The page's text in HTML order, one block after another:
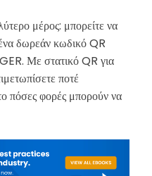
μέρος: μπορείτε να
δωρεάν κωδικό QR
Με στατικό QR για
ποτέ
πόσες φορές μπορούν να